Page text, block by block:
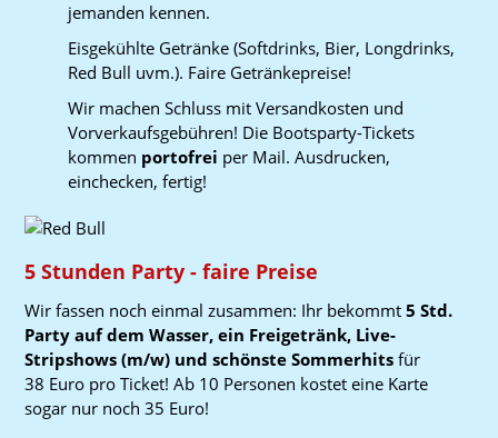
jemanden kennen.
Eisgekühlte Getränke (Softdrinks, Bier, Longdrinks,
Red Bull uvm.). Faire Getränkepreise!
Wir machen Schluss mit Versandkosten und
Vorverkaufsgebühren! Die Bootsparty-Tickets
kommen portofrei per Mail. Ausdrucken,
einchecken, fertig!
5 Stunden Party - faire Preise
Wir fassen noch einmal zusammen: Ihr bekommt5 Std.
Party auf dem Wasser, ein Freigetränk, Live-
Stripshows (m/w) und schönste Sommerhits für
38 Euro pro Ticket! Ab 10 Personen kostet eine Karte
sogar nur noch35 Euro!